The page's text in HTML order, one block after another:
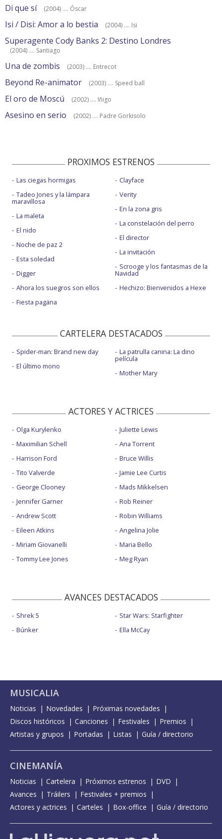
Di que sí (2004) .... Óscar
Isi / Disi: Amor a lo bestia (2004) .... Isi
Superagente Cody Banks 2: Destino Londres
(2004) .... Santiago
Una de zombis (2003) .... Entrecot
Beyond Re-animator (2003) .... Speed ball
El oro de Moscú (2002) .... Iñigo
Asesino en serio (2002) .... Padre Gorkisolo
PROXIMOS ESTRENOS
Las ciegas hormigas
Tadeo Jones y la lámpara
maravillosa
La maleta
El nido
Noche de paz 2
Esta soledad
Digger
Ahora los suegros son ellos
Fiesta pagäna
Clayface
Verity
En la zona gris
La constelación del perro
El director
La invitación
Scrooge y los fantasmas de la
Navidad
Hechizo: Bienvenidos a Hexe
CARTELERA DESTACADOS
Spider-man: Brand new day
El último mono
La patrulla canina: La dino
película
Mother Mary
ACTORES Y ACTRICES
Olga Kurylenko
Maximilian Schell
Harrison Ford
Tito Valverde
George Clooney
Jennifer Garner
Andrew Scott
Eileen Atkins
Miriam Giovanelli
Tommy Lee Jones
Juliette Lewis
Ana Torrent
Bruce Willis
Jamie Lee Curtis
Mads Mikkelsen
Rob Reiner
Robin Williams
Angelina Jolie
Maria Bello
Meg Ryan
AVANCES DESTACADOS
Shrek 5
Búnker
Star Wars: Starfighter
Ella McCay
MUSICALIA
Noticias Novedades
Próximas novedades
Discos históricos
Canciones Festivales
Premios
Artistas y grupos
Portadas Listas Guía / directorio
CINEMANÍA
Noticias Cartelera Próximos estrenos
DVD
Avances
Tráilers
Festivales + premios
Actores y actrices
Carteles Box-office Guía / directorio